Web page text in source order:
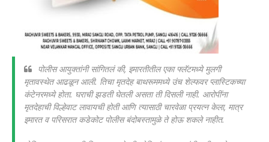
पोलीस आयुक्तांनी सांगितलं की, इमारतीतील एका फ्लॅटमध्ये मुलगी
मृतावस्थेत आढळून आली. तिचा मृतदेह बाथरूममध्ये उंच शेल्फवर प्लास्टिकच्या
कंटेनरमध्ये होता. घराची झडती घेतली असता ती दिसली नाही. आरोपींना
मृतदेहाची विल्हेवाट लावायची होती आणि त्यासाठी चारवेळा प्रयत्न केला, मात्र
इमारत व परिसरात कडेकोट पोलीस बंदोबस्तामुळे ते होऊ शकले नाहीत.